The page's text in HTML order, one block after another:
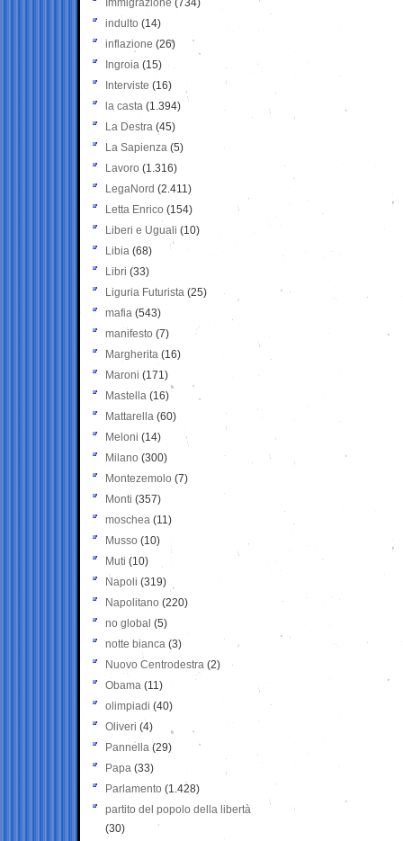
Immigrazione (734)
indulto (14)
inflazione (26)
Ingroia (15)
Interviste (16)
la casta (1.394)
La Destra (45)
La Sapienza (5)
Lavoro (1.316)
LegaNord (2.411)
Letta Enrico (154)
Liberi e Uguali (10)
Libia (68)
Libri (33)
Liguria Futurista (25)
mafia (543)
manifesto (7)
Margherita (16)
Maroni (171)
Mastella (16)
Mattarella (60)
Meloni (14)
Milano (300)
Montezemolo (7)
Monti (357)
moschea (11)
Musso (10)
Muti (10)
Napoli (319)
Napolitano (220)
no global (5)
notte bianca (3)
Nuovo Centrodestra (2)
Obama (11)
olimpiadi (40)
Oliveri (4)
Pannella (29)
Papa (33)
Parlamento (1.428)
partito del popolo della libertà
(30)